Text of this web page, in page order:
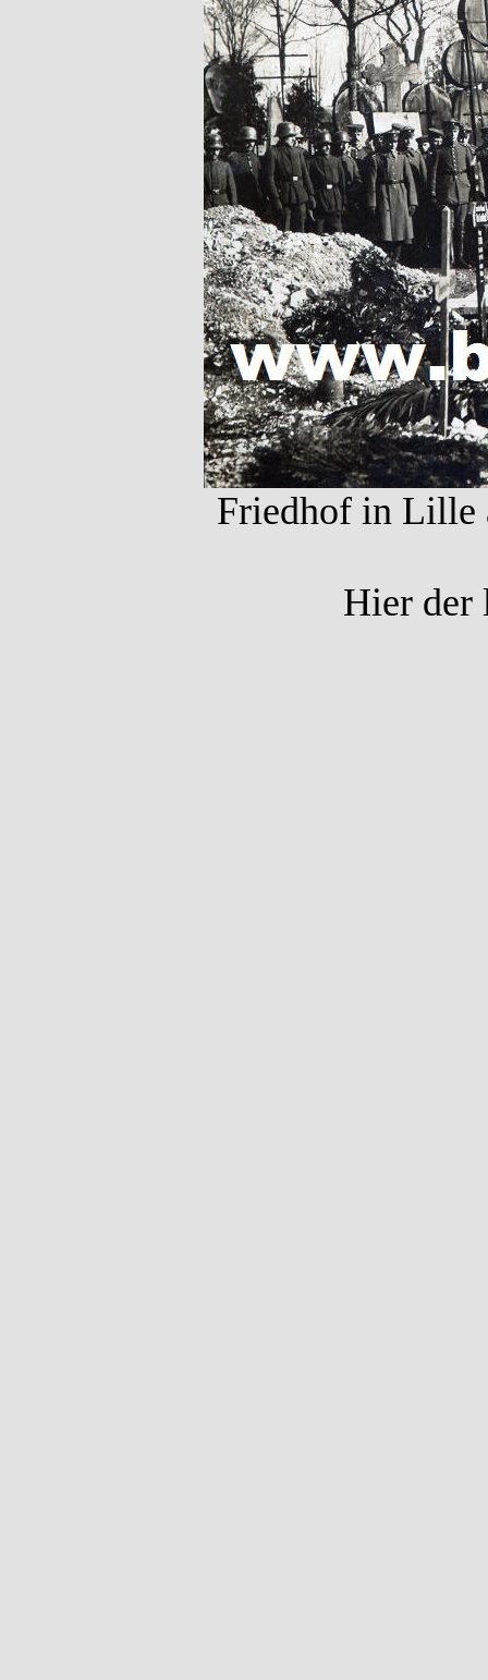
Friedhof in Lille
Hier der